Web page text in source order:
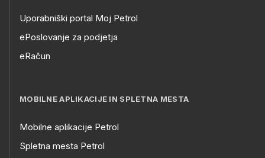
Uporabniški portal Moj Petrol
ePoslovanje za podjetja
eRačun
MOBILNE APLIKACIJE IN SPLETNA MESTA
Mobilne aplikacije Petrol
Spletna mesta Petrol